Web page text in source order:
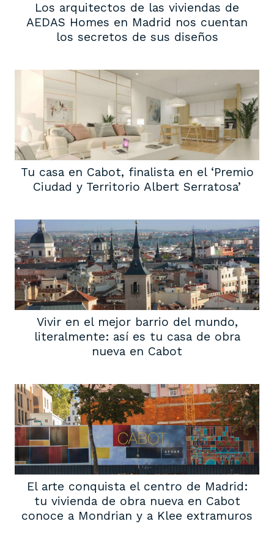
Los arquitectos de las viviendas de
AEDAS Homes en Madrid nos cuentan
los secretos de sus diseños
Tu casa en Cabot, finalista en el ‘Premio
Ciudad y Territorio Albert Serratosa’
Vivir en el mejor barrio del mundo,
literalmente: así es tu casa de obra
nueva en Cabot
El arte conquista el centro de Madrid:
tu vivienda de obra nueva en Cabot
conoce a Mondrian y a Klee extramuros